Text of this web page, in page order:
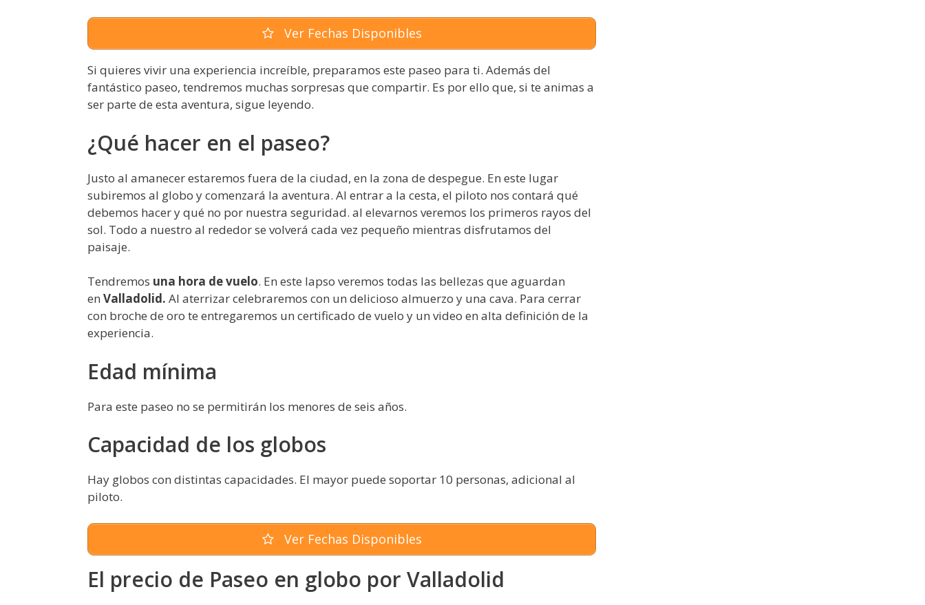
Ver Fechas Disponibles
Si quieres vivir una experiencia increíble, preparamos este paseo para ti. Además del
fantástico paseo, tendremos muchas sorpresas que compartir. Es por ello que, si te animas a
ser parte de esta aventura, sigue leyendo.
¿Qué hacer en el paseo?
Justo al amanecer estaremos fuera de la ciudad, en la zona de despegue. En este lugar
subiremos al globo y comenzará la aventura. Al entrar a la cesta, el piloto nos contará qué
debemos hacer y qué no por nuestra seguridad. al elevarnos veremos los primeros rayos del
sol. Todo a nuestro al rededor se volverá cada vez pequeño mientras disfrutamos del
paisaje.
Tendremos una hora de vuelo. En este lapso veremos todas las bellezas que aguardan
en Valladolid. Al aterrizar celebraremos con un delicioso almuerzo y una cava. Para cerrar
con broche de oro te entregaremos un certificado de vuelo y un video en alta definición de la
experiencia.
Edad mínima
Para este paseo no se permitirán los menores de seis años.
Capacidad de los globos
Hay globos con distintas capacidades. El mayor puede soportar 10 personas, adicional al
piloto.
Ver Fechas Disponibles
El precio de Paseo en globo por Valladolid